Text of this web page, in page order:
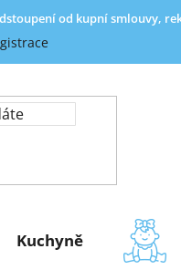
od kupní smlouvy,
Kuchyně